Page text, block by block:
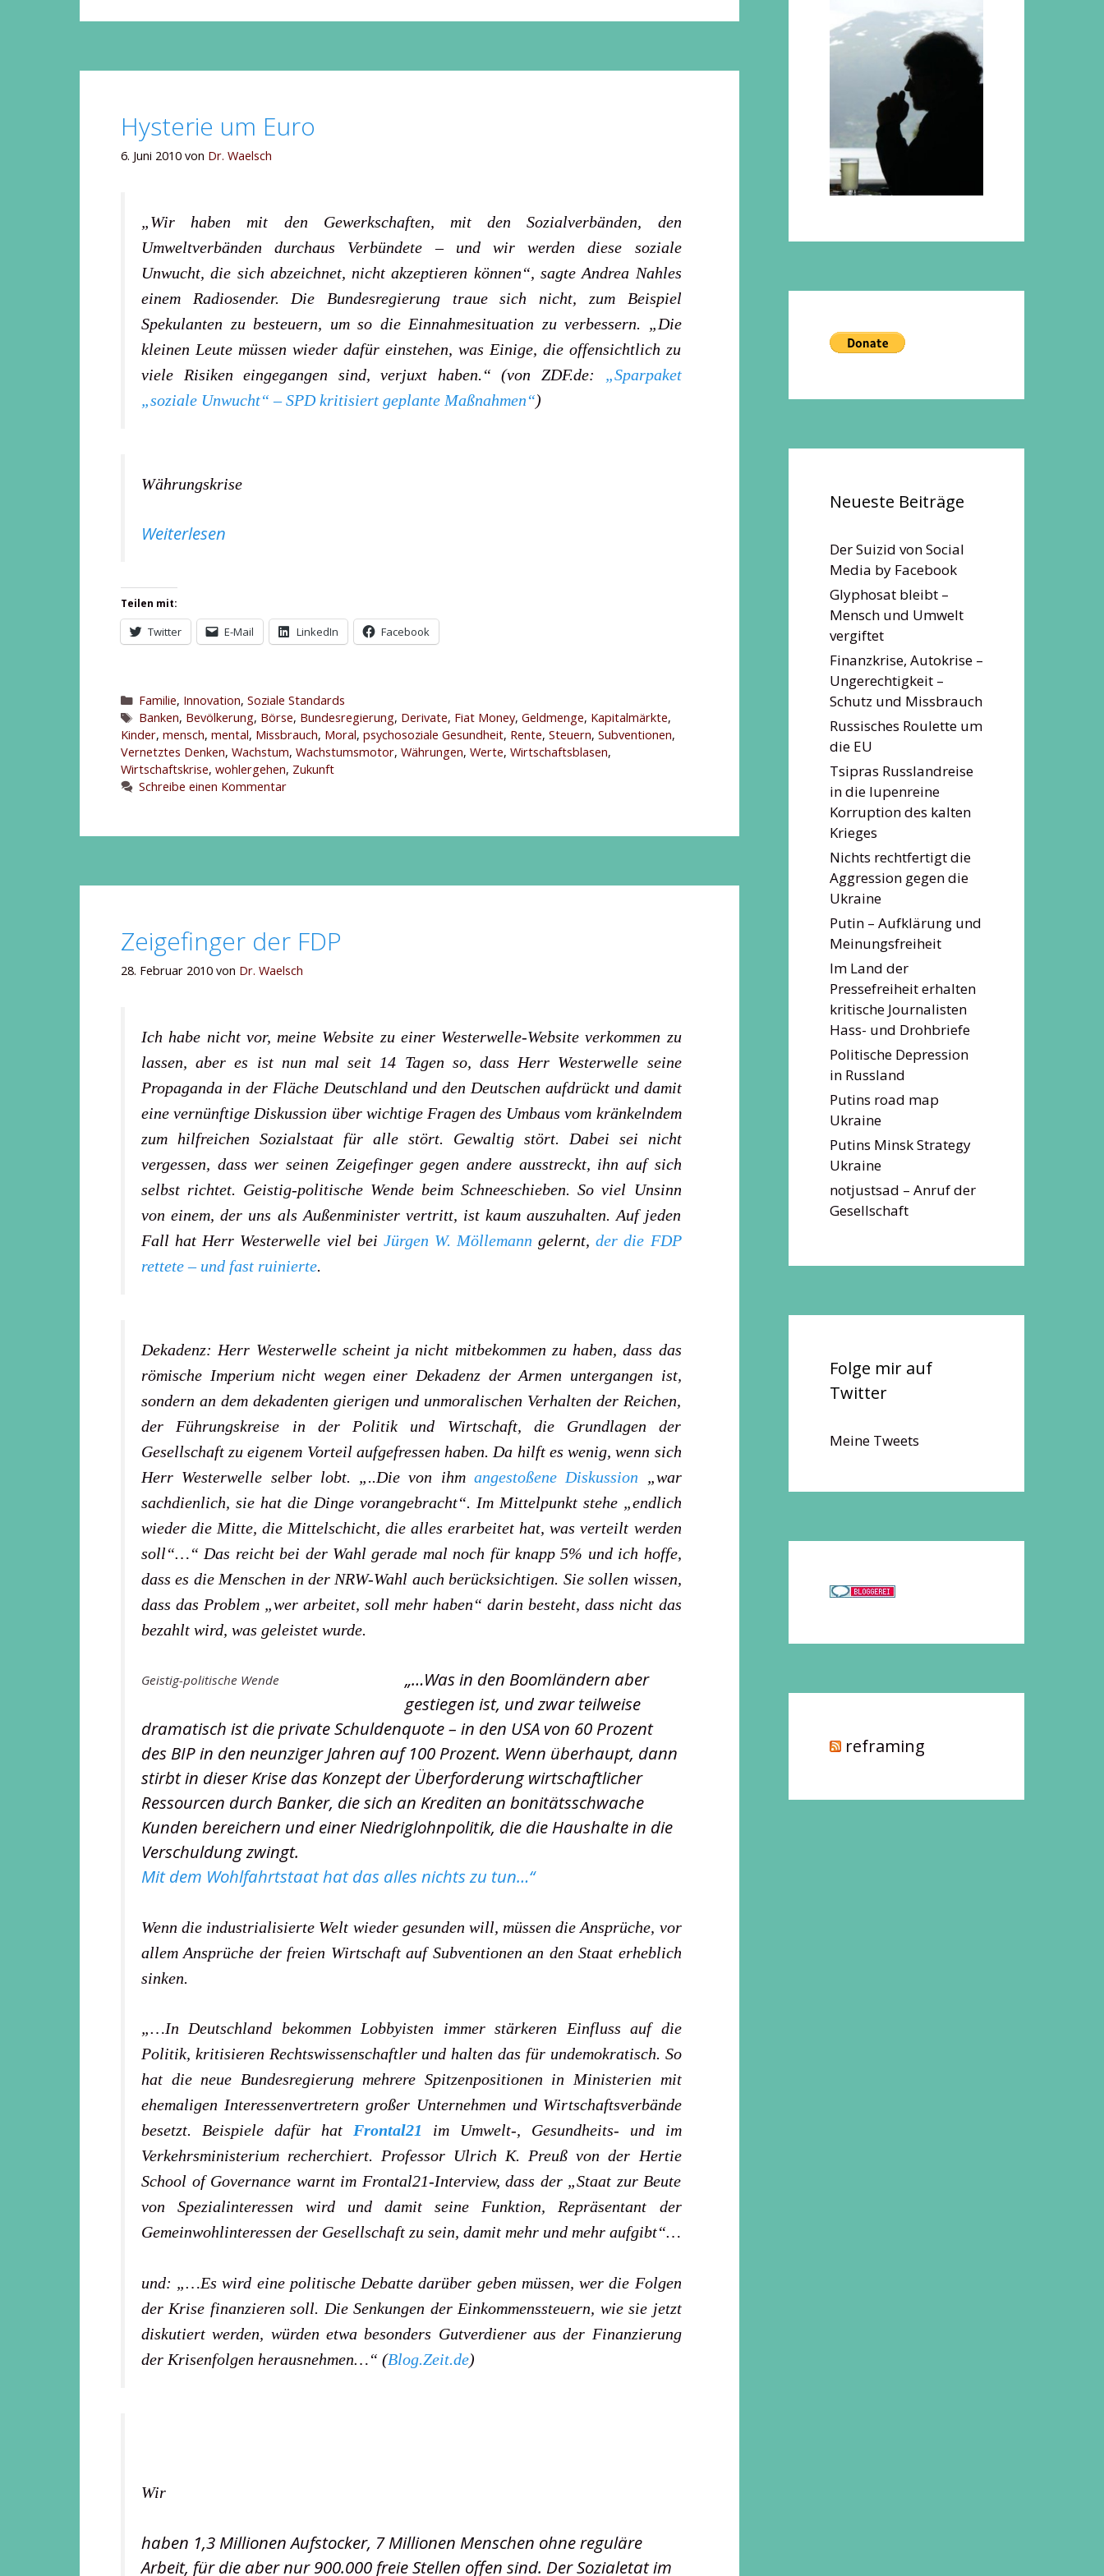
Hysterie um Euro
6. Juni 2010 von Dr. Waelsch
„Wir haben mit den Gewerkschaften, mit den Sozialverbänden, den
Umweltverbänden durchaus Verbündete – und wir werden diese soziale
Unwucht, die sich abzeichnet, nicht akzeptieren können“, sagte Andrea Nahles
einem Radiosender. Die Bundesregierung traue sich nicht, zum Beispiel
Spekulanten zu besteuern, um so die Einnahmesituation zu verbessern. „Die
kleinen Leute müssen wieder dafür einstehen, was Einige, die offensichtlich zu
viele Risiken eingegangen sind, verjuxt haben.“ (von ZDF.de: „Sparpaket
„soziale Unwucht“ – SPD kritisiert geplante Maßnahmen“)
Währungskrise
Weiterlesen
Teilen mit:
Twitter E-Mail LinkedIn Facebook
Kategorien
Familie, Innovation, Soziale Standards
Schlagwörter
Banken, Bevölkerung, Börse, Bundesregierung, Derivate, Fiat Money, Geldmenge, Kapitalmärkte,
Kinder, mensch, mental, Missbrauch, Moral, psychosoziale Gesundheit, Rente, Steuern, Subventionen,
Vernetztes Denken, Wachstum, Wachstumsmotor, Währungen, Werte, Wirtschaftsblasen,
Wirtschaftskrise, wohlergehen, Zukunft
Schreibe einen Kommentar
Zeigefinger der FDP
28. Februar 2010 von Dr. Waelsch
Ich habe nicht vor, meine Website zu einer Westerwelle-Website verkommen zu
lassen, aber es ist nun mal seit 14 Tagen so, dass Herr Westerwelle seine
Propaganda in der Fläche Deutschland und den Deutschen aufdrückt und damit
eine vernünftige Diskussion über wichtige Fragen des Umbaus vom kränkelndem
zum hilfreichen Sozialstaat für alle stört. Gewaltig stört. Dabei sei nicht
vergessen, dass wer seinen Zeigefinger gegen andere ausstreckt, ihn auf sich
selbst richtet. Geistig-politische Wende beim Schneeschieben. So viel Unsinn
von einem, der uns als Außenminister vertritt, ist kaum auszuhalten. Auf jeden
Fall hat Herr Westerwelle viel bei Jürgen W. Möllemann gelernt,der die FDP
rettete – und fast ruinierte.
Dekadenz: Herr Westerwelle scheint ja nicht mitbekommen zu haben, dass das
römische Imperium nicht wegen einer Dekadenz der Armen untergangen ist,
sondern an dem dekadenten gierigen und unmoralischen Verhalten der Reichen,
der Führungskreise in der Politik und Wirtschaft, die Grundlagen der
Gesellschaft zu eigenem Vorteil aufgefressen haben. Da hilft es wenig, wenn sich
Herr Westerwelle selber lobt. „..Die von ihm angestoßene Diskussion „war
sachdienlich, sie hat die Dinge vorangebracht“. Im Mittelpunkt stehe „endlich
wieder die Mitte, die Mittelschicht, die alles erarbeitet hat, was verteilt werden
soll“…“ Das reicht bei der Wahl gerade mal noch für knapp 5% und ich hoffe,
dass es die Menschen in der NRW-Wahl auch berücksichtigen. Sie sollen wissen,
dass das Problem „wer arbeitet, soll mehr haben“ darin besteht, dass nicht das
bezahlt wird, was geleistet wurde.
Geistig-politische Wende
„…Was in den Boomländern aber
gestiegen ist, und zwar teilweise
dramatisch ist die private Schuldenquote – in den USA von 60 Prozent
des BIP in den neunziger Jahren auf 100 Prozent. Wenn überhaupt, dann
stirbt in dieser Krise das Konzept der Überforderung wirtschaftlicher
Ressourcen durch Banker, die sich an Krediten an bonitätsschwache
Kunden bereichern und einer Niedriglohnpolitik, die die Haushalte in die
Verschuldung zwingt.
Mit dem Wohlfahrtstaat hat das alles nichts zu tun…“
Wenn die industrialisierte Welt wieder gesunden will, müssen die Ansprüche, vor
allem Ansprüche der freien Wirtschaftauf Subventionen an den Staat erheblich
sinken.
„…In Deutschland bekommen Lobbyisten immer stärkeren Einfluss auf die
Politik, kritisieren Rechtswissenschaftler und halten das für undemokratisch. So
hat die neue Bundesregierung mehrere Spitzenpositionen in Ministerien mit
ehemaligen Interessenvertretern großer Unternehmen und Wirtschaftsverbände
besetzt. Beispiele dafür hat Frontal21 im Umwelt-, Gesundheits- und im
Verkehrsministerium recherchiert. Professor Ulrich K. Preuß von der Hertie
School of Governance warnt im Frontal21-Interview, dass der „Staat zur Beute
von Spezialinteressen wird und damit seine Funktion, Repräsentant der
Gemeinwohlinteressen der Gesellschaft zu sein, damit mehr und mehr aufgibt“…
und: „…Es wird eine politische Debatte darüber geben müssen, wer die Folgen
der Krise finanzieren soll. Die Senkungen der Einkommenssteuern, wie sie jetzt
diskutiert werden, würden etwa besonders Gutverdiener aus der Finanzierung
der Krisenfolgen herausnehmen…“ (Blog.Zeit.de)
Wir
haben 1,3 Millionen Aufstocker, 7 Millionen Menschen ohne reguläre
Arbeit, für die aber nur 900.000 freie Stellen offen sind. Der Sozialetat im
Neueste Beiträge
Der Suizid von Social
Media by Facebook
Glyphosat bleibt –
Mensch und Umwelt
vergiftet
Finanzkrise, Autokrise –
Ungerechtigkeit –
Schutz und Missbrauch
Russisches Roulette um
die EU
Tsipras Russlandreise
in die lupenreine
Korruption des kalten
Krieges
Nichts rechtfertigt die
Aggression gegen die
Ukraine
Putin – Aufklärung und
Meinungsfreiheit
Im Land der
Pressefreiheit erhalten
kritische Journalisten
Hass- und Drohbriefe
Politische Depression
in Russland
Putins road map
Ukraine
Putins Minsk Strategy
Ukraine
notjustsad – Anruf der
Gesellschaft
Folge mir auf
Twitter
Meine Tweets
reframing